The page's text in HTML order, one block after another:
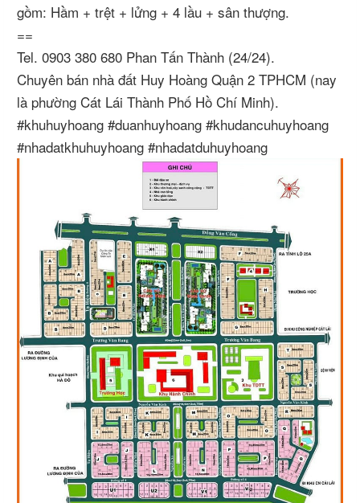
gồm: Hầm + trệt + lửng + 4 lầu + sân thượng.
==
Tel. 0903 380 680 Phan Tấn Thành (24/24).
Chuyên bán nhà đất Huy Hoàng Quận 2 TPHCM (nay
là phường Cát Lái Thành Phố Hồ Chí Minh).
#khuhuyhoang #duanhuyhoang #khudancuhuyhoang
#nhadatkhuhuyhoang #nhadatduhuyhoang